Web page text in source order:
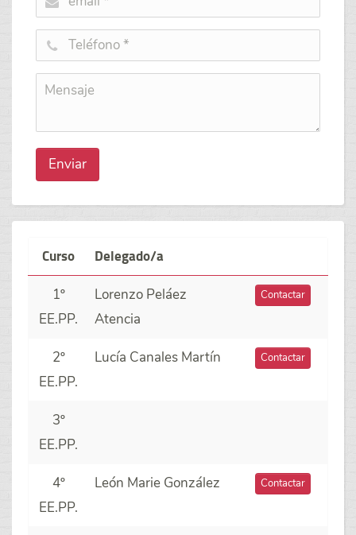
Enviar
Curso Delegado/a
1º
EE.PP.
Lorenzo Peláez
Atencia
Contactar
2º
EE.PP.
Lucía Canales Martín Contactar
3º
EE.PP.
4º
EE.PP.
León Marie González Contactar